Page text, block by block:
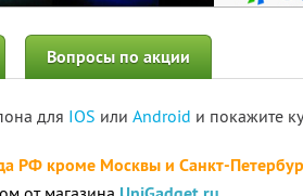
Вопросы по акции
для IOS или Android и покажите
РФ кроме Москвы и Санкт-